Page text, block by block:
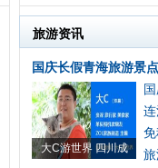
旅游资讯
国庆长假青海旅游景
大C游世界 四川成